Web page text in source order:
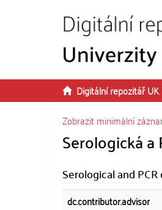
Digitální repozitář UK
Zobrazit minimální
Serologická
Serological and
dc.contributor.advisor